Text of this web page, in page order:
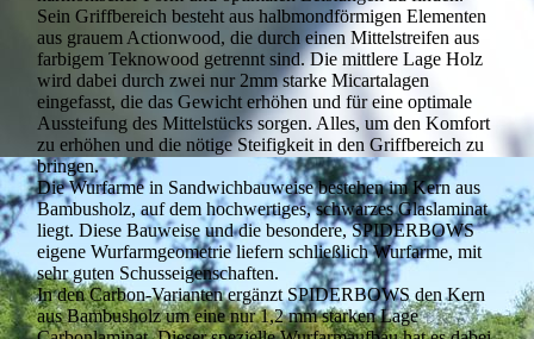
Sein Griffbereich besteht aus halbmondförmigen Elementen
aus grauem Actionwood, die durch einen Mittelstreifen aus
farbigem Teknowood getrennt sind. Die mittlere Lage Holz
wird dabei durch zwei nur 2mm starke Micartalagen
eingefasst, die das Gewicht erhöhen und für eine optimale
Aussteifung des Mittelstücks sorgen. Alles, um den Komfort
zu erhöhen und die nötige Steifigkeit in den Griffbereich zu
bringen.
Die Wurfarme in Sandwichbauweise bestehen im Kern aus
Bambusholz, auf dem hochwertiges, schwarzes Glaslaminat
liegt. Diese Bauweise und die besondere, SPIDERBOWS
eigene Wurfarmgeometrie liefern schließlich Wurfarme, mit
sehr guten Schusseigenschaften.
In den Carbon-Varianten ergänzt SPIDERBOWS den Kern
aus Bambusholz um eine nur 1,2 mm starken Lage